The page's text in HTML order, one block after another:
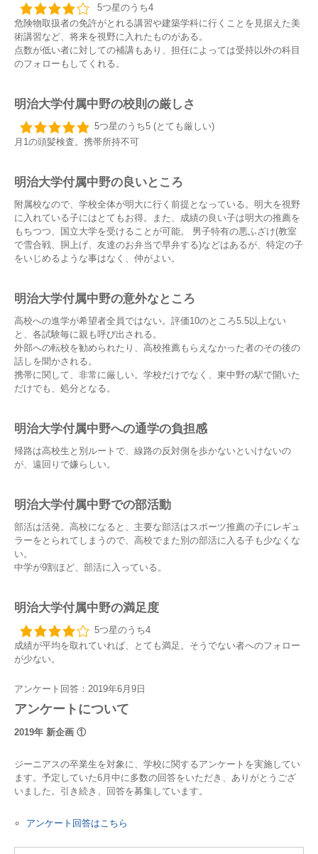
5つ星のうち4
危険物取扱者の免許がとれる講習や建築学科に行くことを見据えた美
術講習など、将来を視野に入れたものがある。
点数が低い者に対しての補講もあり、担任によっては受持以外の科目
のフォローもしてくれる。
明治大学付属中野の校則の厳しさ
5つ星のうち5 (とても厳しい)
月1の頭髪検査。携帯所持不可
明治大学付属中野の良いところ
附属校なので、学校全体が明大に行く前提となっている。明大を視野
に入れている子にはとてもお得。また、成績の良い子は明大の推薦を
もちつつ、国立大学を受けることが可能。 男子特有の悪ふざけ(教室
で雪合戦、胴上げ、友達のお弁当で早弁する)などはあるが、特定の子
をいじめるような事はなく、仲がよい。
明治大学付属中野の意外なところ
高校への進学が希望者全員ではない。評価10のところ5.5以上ない
と、各試験毎に親も呼び出される。
外部への転校を勧められたり、高校推薦もらえなかった者のその後の
話しを聞かされる。
携帯に関して、非常に厳しい。学校だけでなく、東中野の駅で開いた
だけでも、処分となる。
明治大学付属中野への通学の負担感
帰路は高校生と別ルートで、線路の反対側を歩かないといけないの
が、遠回りで嫌らしい。
明治大学付属中野での部活動
部活は活発。高校になると、主要な部活はスポーツ推薦の子にレギュ
ラーをとられてしまうので、高校でまた別の部活に入る子も少なくな
い。
中学が9割ほど、部活に入っている。
明治大学付属中野の満足度
5つ星のうち4
成績が平均を取れていれば、とても満足。そうでない者へのフォロー
が少ない。
アンケート回答：2019年6月9日
アンケートについて
2019年 新企画 ①
ジーニアスの卒業生を対象に、学校に関するアンケートを実施してい
ます。予定していた6月中に多数の回答をいただき、ありがとうござ
いました。引き続き、回答を募集しています。
アンケート回答はこちら